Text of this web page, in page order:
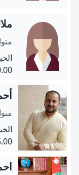
10.00
15.00